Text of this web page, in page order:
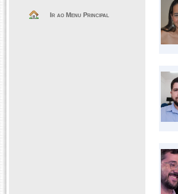
Ir ao Menu Principal